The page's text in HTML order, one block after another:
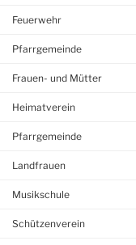
Feuerwehr
Pfarrgemeinde
Frauen- und Mütter
Heimatverein
Pfarrgemeinde
Landfrauen
Musikschule
Schützenverein